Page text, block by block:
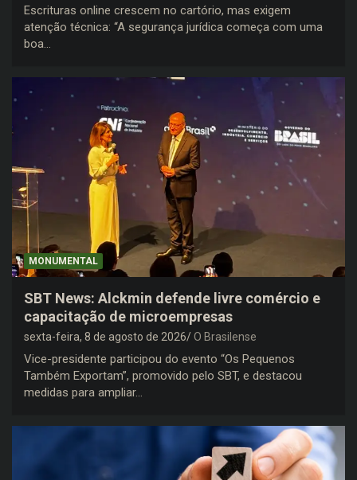
Escrituras online crescem no cartório, mas exigem
atenção técnica: “A segurança jurídica começa com uma
boa…
MONUMENTAL
SBT News: Alckmin defende livre comércio e
capacitação de microempresas
sexta-feira, 8 de agosto de 2026 O Brasilense
Vice-presidente participou do evento “Os Pequenos
Também Exportam”, promovido pelo SBT, e destacou
medidas para ampliar…